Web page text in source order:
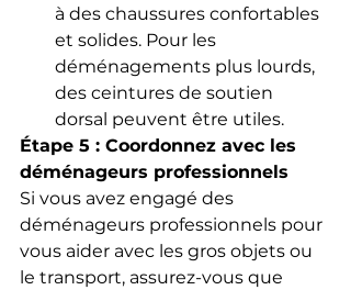
à des chaussures confortables
et solides. Pour les
déménagements plus lourds,
des ceintures de soutien
dorsal peuvent être utiles.
Étape 5 : Coordonnez avec les
déménageurs professionnels
Si vous avez engagé des
déménageurs professionnels pour
vous aider avec les gros objets ou
le transport, assurez-vous que